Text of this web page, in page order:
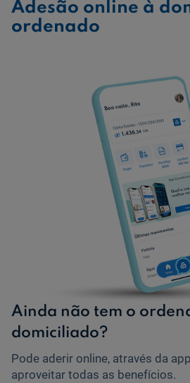
Adesão online à
ordenado
Ainda não tem o
domiciliado?
Pode aderir online, através da
aproveitar todas as benefícios.